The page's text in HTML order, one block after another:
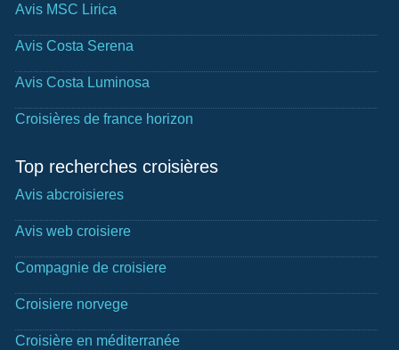
Avis MSC Lirica
Avis Costa Serena
Avis Costa Luminosa
Croisières de france horizon
Top recherches croisières
Avis abcroisieres
Avis web croisiere
Compagnie de croisiere
Croisiere norvege
Croisière en méditerranée